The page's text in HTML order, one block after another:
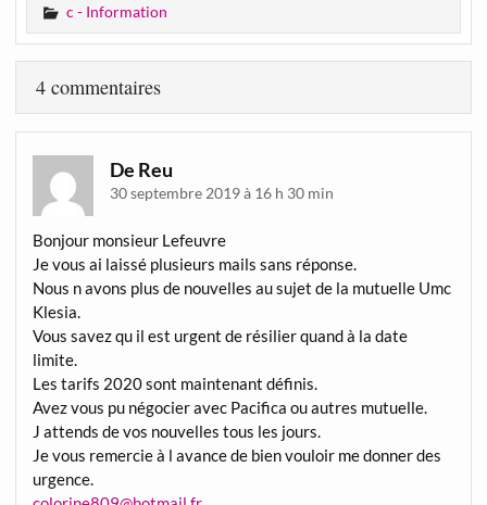
c - Information
4 commentaires
De Reu
30 septembre 2019 à 16 h 30 min
Bonjour monsieur Lefeuvre
Je vous ai laissé plusieurs mails sans réponse.
Nous n avons plus de nouvelles au sujet de la mutuelle Umc
Klesia.
Vous savez qu il est urgent de résilier quand à la date
limite.
Les tarifs 2020 sont maintenant définis.
Avez vous pu négocier avec Pacifica ou autres mutuelle.
J attends de vos nouvelles tous les jours.
Je vous remercie à l avance de bien vouloir me donner des
urgence.